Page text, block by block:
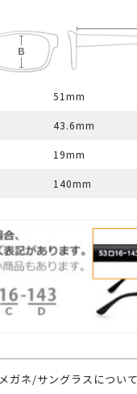
51mm
43.6mm
19mm
140mm
メガネ/サングラスについて